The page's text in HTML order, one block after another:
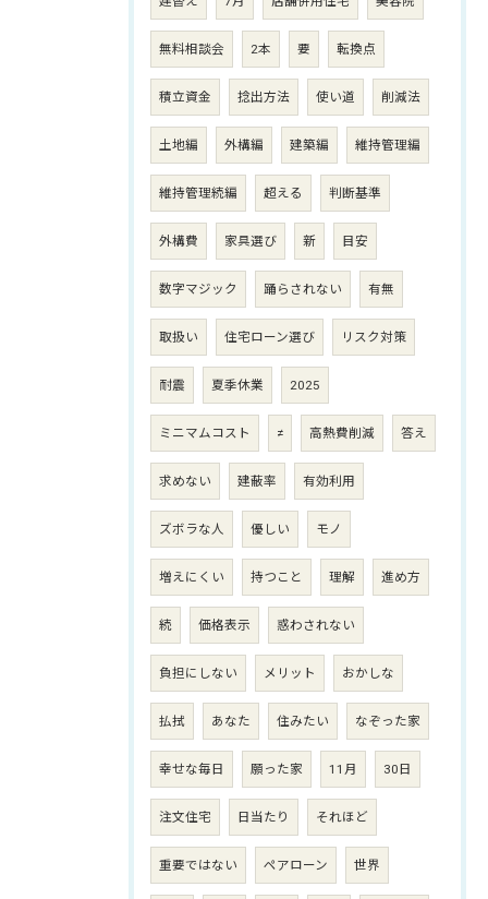
無料相談会 2本 要 転換点
積立資金 捻出方法 使い道 削減法
土地編 外構編 建築編 維持管理編
維持管理続編 超える 判断基準
外構費 家具選び 新 目安
数字マジック 踊らされない 有無
取扱い 住宅ローン選び リスク対策
耐震 夏季休業 2025
ミニマムコスト ≠ 高熱費削減 答え
求めない 建蔽率 有効利用
ズボラな人 優しい モノ
増えにくい 持つこと 理解 進め方
続 価格表示 惑わされない
負担にしない メリット おかしな
払拭 あなた 住みたい なぞった家
幸せな毎日 願った家 11月 30日
注文住宅 日当たり それほど
重要ではない ペアローン 世界